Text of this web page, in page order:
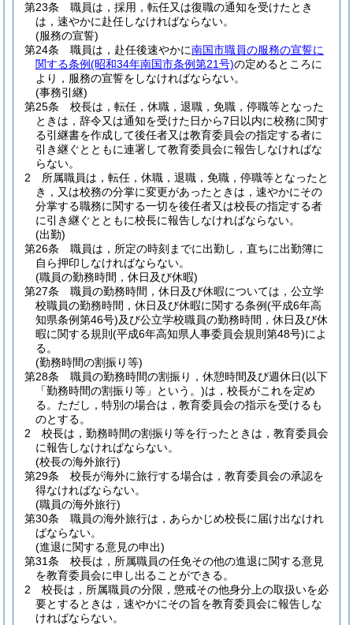
第23条
職員は，採用，転任又は復職の通知を受けたとき
は，速やかに赴任しなければならない。
(服務の宣誓)
第24条
職員は，赴任後速やかに南国市職員の服務の宣誓に
関する条例(昭和34年南国市条例第21号)の定めるところに
より，服務の宣誓をしなければならない。
(事務引継)
第25条
校長は，転任，休職，退職，免職，停職等となった
ときは，辞令又は通知を受けた日から7日以内に校務に関す
る引継書を作成して後任者又は教育委員会の指定する者に
引き継ぐとともに連署して教育委員会に報告しなければな
らない。
2
所属職員は，転任，休職，退職，免職，停職等となったと
き，又は校務の分掌に変更があったときは，速やかにその
分掌する職務に関する一切を後任者又は校長の指定する者
に引き継ぐとともに校長に報告しなければならない。
(出勤)
第26条
職員は，所定の時刻までに出勤し，直ちに出勤簿に
自ら押印しなければならない。
(職員の勤務時間，休日及び休暇)
第27条
職員の勤務時間，休日及び休暇については，公立学
校職員の勤務時間，休日及び休暇に関する条例(平成6年高
知県条例第46号)及び公立学校職員の勤務時間，休日及び休
暇に関する規則 (平成6年高知県人事委員会規則第48号)によ
る。
(勤務時間の割振り等)
第28条
職員の勤務時間の割振り，休憩時間及び週休日(以下
「勤務時間の割振り等」という。)は，校長がこれを定め
る。 ただし，特別の場合は，教育委員会の指示を受けるも
のとする。
2
校長は，勤務時間の割振り等を行ったときは，教育委員会
に報告しなければならない。
(校長の海外旅行)
第29条
校長が海外に旅行する場合は，教育委員会の承認を
得なければならない。
(職員の海外旅行)
第30条
職員の海外旅行は，あらかじめ校長に届け出なけれ
ばならない。
(進退に関する意見の申出)
第31条
校長は，所属職員の任免その他の進退に関する意見
を教育委員会に申し出ることができる。
2
校長は，所属職員の分限，懲戒その他身分上の取扱いを必
要とするときは，速やかにその旨を教育委員会に報告しな
ければならない。